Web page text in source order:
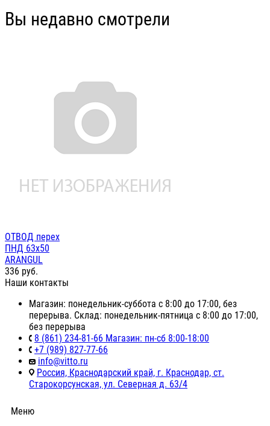
Вы недавно смотрели
ОТВОД перех
ПНД 63х50
ARANGUL
336 руб.
Наши контакты
Магазин: понедельник-суббота с 8:00 до 17:00, без
перерыва. Склад: понедельник-пятница с 8:00 до 17:00,
без перерыва
8 (861) 234-81-66 Магазин: пн-сб 8:00-18:00
+7 (989) 827-77-66
info@vitto.ru
Россия, Краснодарский край, г. Краснодар, ст.
Старокорсунская, ул. Северная д. 63/4
Меню